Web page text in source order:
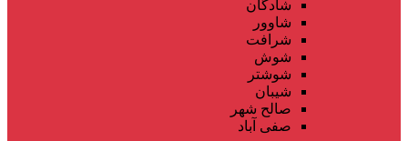
شادگان
شاوور
شرافت
شوش
شوشتر
شیبان
صالح شهر
صفی آباد